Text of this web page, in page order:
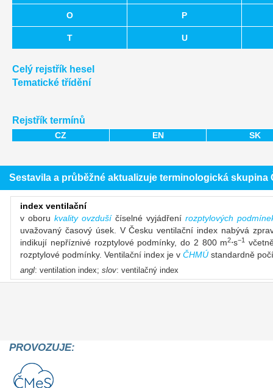
O P
T U
Celý rejstřík hesel
Tematické třídění
Rejstřík termínů
CZ EN SK
Sestavila a průběžné aktualizuje terminologická
index ventilační
v oboru kvality ovzdušíčíselné vyjádření rozptylových
uvažovaný časový úsek. V Česku ventilační index nabývá
indikují nepříznivé rozptylové podmínky, do 2 800 m2⋅s−1
rozptylové podmínky. Ventilační index je v ČHMÚ standardně
angl: ventilation index; slov: ventilačný index
PROVOZUJE: